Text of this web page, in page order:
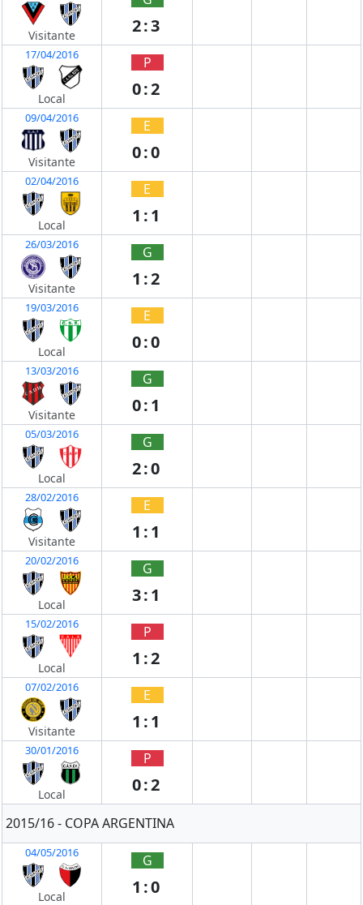
Visitante 2:3
17/04/2016
Local
P
0:2
09/04/2016
Visitante
E
0:0
02/04/2016
Local
E
1:1
26/03/2016
Visitante
G
1:2
19/03/2016
Local
E
0:0
13/03/2016
Visitante
G
0:1
05/03/2016
Local
G
2:0
28/02/2016
Visitante
E
1:1
20/02/2016
Local
G
3:1
15/02/2016
Local
P
1:2
07/02/2016
Visitante
E
1:1
30/01/2016
Local
P
0:2
2015/16 - COPA ARGENTINA
04/05/2016
Local
G
1:0